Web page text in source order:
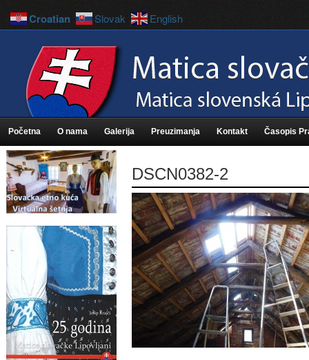
Početna O nama Galerija Preuzimanja Kontakt Časopis
DSCN0382-2
Croatian Slovak English